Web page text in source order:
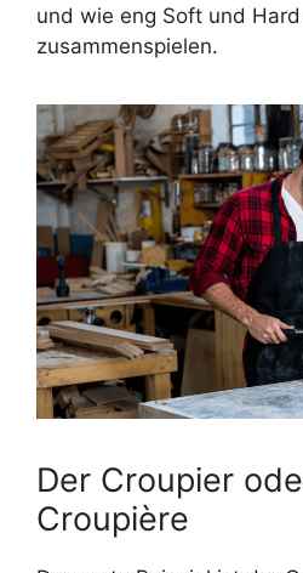
und wie eng Soft und
zusammenspielen.
Der Croupier
Croupière